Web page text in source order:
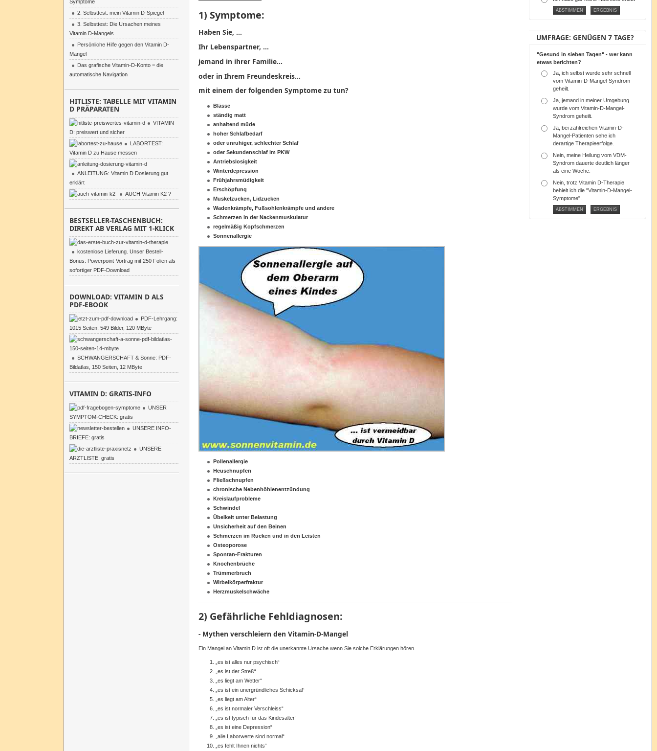
1) Symptome:
Haben Sie, ...
Ihr Lebenspartner, ...
jemand in ihrer Familie...
oder in Ihrem Freundeskreis...
mit einem der folgenden Symptome zu tun?
Blässe
ständig matt
anhaltend müde
hoher Schlafbedarf
oder unruhiger, schlechter Schlaf
oder Sekundenschlaf im PKW
Antriebslosigkeit
Winterdepression
Frühjahrsmüdigkeit
Erschöpfung
Muskelzucken, Lidzucken
Wadenkrämpfe, Fußsohlenkrämpfe und andere
Schmerzen in der Nackenmuskulatur
regelmäßig Kopfschmerzen
Sonnenallergie
Pollenallergie
Heuschnupfen
Fließschnupfen
chronische Nebenhöhlenentzündung
Kreislaufprobleme
Schwindel
Übelkeit unter Belastung
Unsicherheit auf den Beinen
Schmerzen im Rücken und in den Leisten
Osteoporose
Spontan-Frakturen
Knochenbrüche
Trümmerbruch
Wirbelkörperfraktur
Herzmuskelschwäche
2) Gefährliche Fehldiagnosen:
- Mythen verschleiern den Vitamin-D-Mangel
Ein Mangel an Vitamin D ist oft die unerkannte Ursache wenn Sie solche Erklärungen hören.
„es ist alles nur psychisch“
„es ist der Streß“
„es liegt am Wetter“
„es ist ein unergründliches Schicksal“
„es liegt am Alter“
„es ist normaler Verschleiss“
„es ist typisch für das Kindesalter“
„es ist eine Depression“
„alle Laborwerte sind normal“
„es fehlt Ihnen nichts“
Symptome
2. Selbsttest: mein Vitamin D-Spiegel
3. Selbsttest: Die Ursachen meines
Vitamin D-Mangels
Persönliche Hilfe gegen den Vitamin D-
Mangel
Das grafische Vitamin-D-Konto = die
automatische Navigation
HITLISTE: TABELLE MIT VITAMIN
D PRÄPARATEN
VITAMIN
D: preiswert und sicher
LABORTEST:
Vitamin D zu Hause messen
ANLEITUNG: Vitamin D Dosierung gut
erklärt
AUCH Vitamin K2 ?
BESTSELLER-TASCHENBUCH:
DIREKT AB VERLAG MIT 1-KLICK
kostenlose Lieferung. Unser Bestell-
Bonus: Powerpoint-Vortrag mit 250 Folien als
sofortiger PDF-Download
DOWNLOAD: VITAMIN D ALS
PDF-EBOOK
PDF-Lehrgang:
1015 Seiten, 549 Bilder, 120 MByte
SCHWANGERSCHAFT & Sonne: PDF-
Bildatlas, 150 Seiten, 12 MByte
VITAMIN D: GRATIS-INFO
UNSER
SYMPTOM-CHECK: gratis
UNSERE INFO-
BRIEFE: gratis
UNSERE
ARZTLISTE: gratis
UMFRAGE: GENÜGEN 7 TAGE?
"Gesund in sieben Tagen" - wer kann
etwas berichten?
Ja, ich selbst wurde sehr schnell
vom Vitamin-D-Mangel-Syndrom
geheilt.
Ja, jemand in meiner Umgebung
wurde vom Vitamin-D-Mangel-
Syndrom geheilt.
Ja, bei zahlreichen Vitamin-D-
Mangel-Patienten sehe ich
derartige Therapieerfolge.
Nein, meine Heilung vom VDM-
Syndrom dauerte deutlich länger
als eine Woche.
Nein, trotz Vitamin D-Therapie
behielt ich die "Vitamin-D-Mangel-
Symptome".